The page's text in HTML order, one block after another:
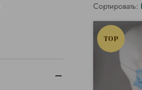
Сортировать:
TOP